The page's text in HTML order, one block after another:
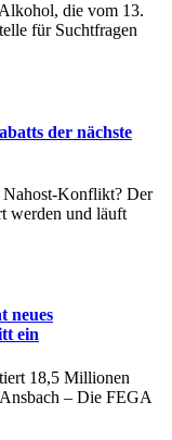
die vom 13.
für Suchtfragen
der nächste
Nahost-Konflikt? Der
werden und läuft
neues
ein
18,5 Millionen
– Die FEGA